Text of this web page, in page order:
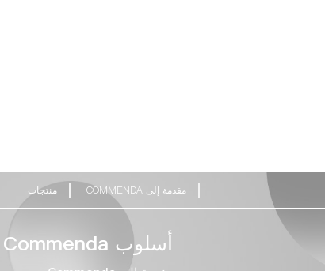
مقدمة إلى COMMENDA منتجات
أسلوب Commenda